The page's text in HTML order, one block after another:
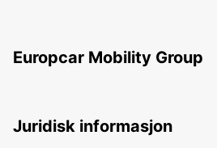
Europcar Mobility Group
Juridisk informasjon